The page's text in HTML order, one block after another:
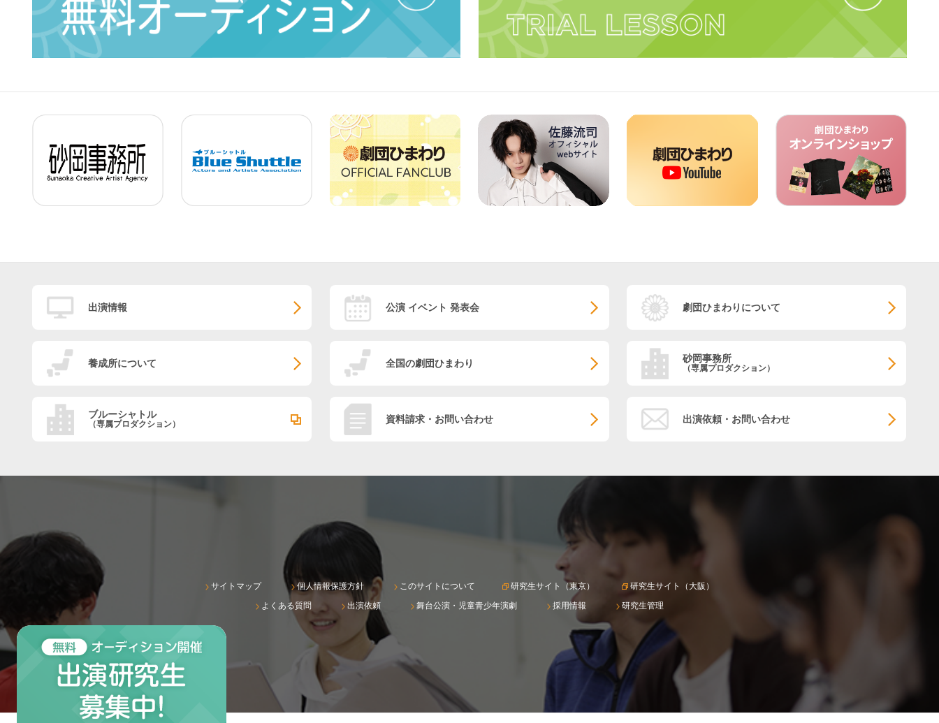
出演情報 公演 イベント 発表会 劇団ひまわりについて
養成所について 全国の劇団ひまわり 砂岡事務所
（専属プロダクション）
ブルーシャトル
（専属プロダクション） 資料請求・お問い合わせ 出演依頼・お問い合わせ
サイトマップ 個人情報保護方針 このサイトについて 研究生サイト（東京）
研究生サイト（大阪）
よくある質問
出演依頼 舞台公演・児童青少年演劇 採用情報 研究生管理